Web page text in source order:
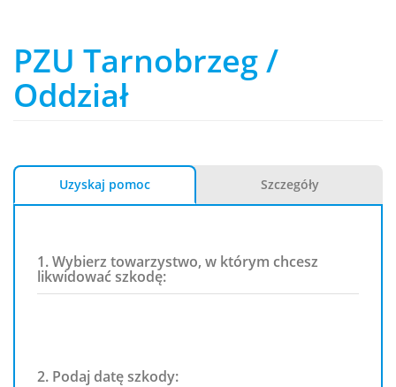
PZU Tarnobrzeg /
Oddział
Uzyskaj pomoc Szczegóły
1. Wybierz towarzystwo, w którym chcesz
likwidować szkodę:
2. Podaj datę szkody: